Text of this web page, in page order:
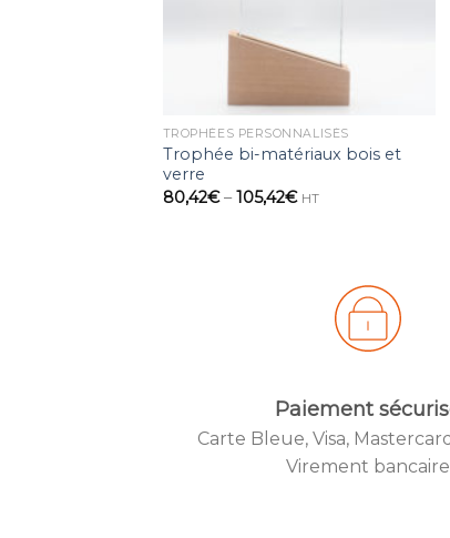
TROPHÉES PERSONNALISÉS
Trophée bi-matériaux bois et
verre
80,42€–105,42€ HT
Paiement
Carte Bleue, Visa,
Virement bancaire